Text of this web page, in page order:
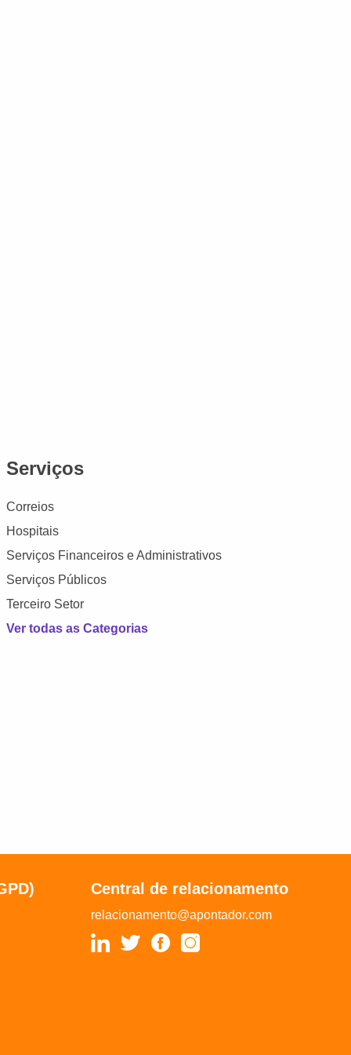
Serviços
Correios
Hospitais
Serviços Financeiros e Administrativos
Serviços Públicos
Terceiro Setor
Ver todas as Categorias
Central de relacionamento
relacionamento@apontador.com